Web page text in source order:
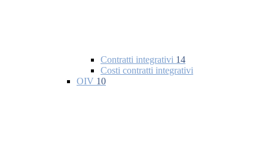
Contratti integrativi 14
Costi contratti integrativi
OIV 10